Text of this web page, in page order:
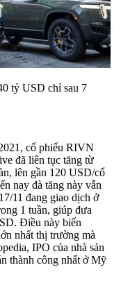
tỷ USD chỉ sau 7
cổ phiếu RIVN
đã liên tục tăng từ
lên gần 120 USD/cổ
nay đà tăng này vẫn
11 đang giao dịch ở
1 tuần, giúp đưa
Điều này biến
nhất thị trường mà
IPO của nhà sản
thành công nhất ở Mỹ